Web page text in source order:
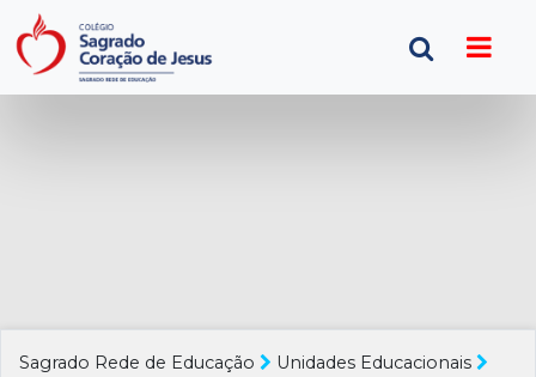
Sagrado Rede de Educação
Unidades Educacionais